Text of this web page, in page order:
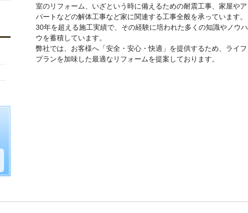
室のリフォーム、いざという時に備えるための耐震工事、家屋やア
パートなどの解体工事など家に関連する工事全般を承っています。
30年を超える施工実績で、その経験に培われた多くの知識やノウハ
ウを蓄積しています。
弊社では、お客様へ「安全・安心・快適」を提供するため、ライフ
プランを加味した最適なリフォームを提案しております。